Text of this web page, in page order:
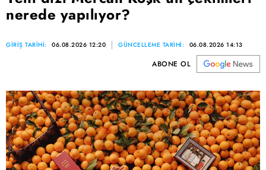
nerede yapılıyor?
GİRİŞ TARİHİ: 06.08.2026 12:20 GÜNCELLEME TARİHİ: 06.08.2026 14:13
ABONE OL